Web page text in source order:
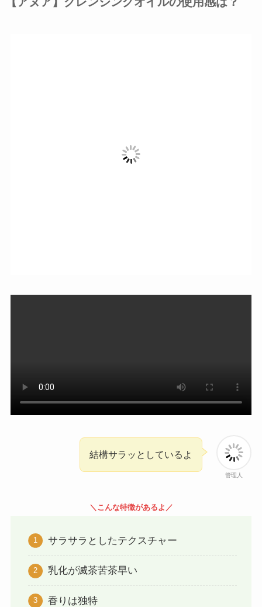
管理人
結構サラッとしているよ
＼こんな特徴があるよ／
サラサラとしたテクスチャー
乳化が滅茶苦茶早い
香りは独特